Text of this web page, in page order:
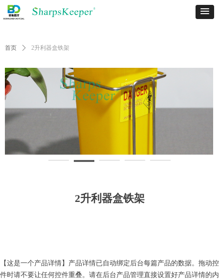
首页 ꄲ 2升利器盒铁架
2升利器盒铁架
【这是一个产品详情】产品详情已自动绑定后台每篇产品的数据。拖动控
件时请不要让任何控件重叠。请在后台产品管理直接设置好产品详情的内